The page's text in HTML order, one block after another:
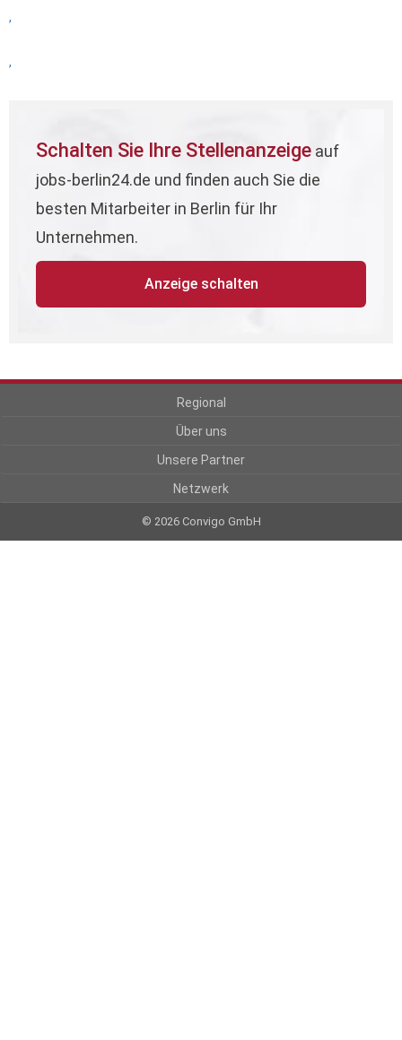
,
,
Schalten Sie Ihre Stellenanzeige auf
jobs-berlin24.de und finden auch Sie die
besten Mitarbeiter in Berlin für Ihr
Unternehmen.
Anzeige schalten
Regional
Über uns
Unsere Partner
Netzwerk
© 2026 Convigo GmbH